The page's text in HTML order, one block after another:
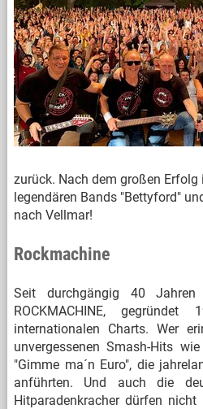
zurück. Nach dem großen
legendären Bands "Bettyford"
nach Vellmar!
Rockmachine
Seit durchgängig 40
ROCKMACHINE,
internationalen Charts. Wer
unvergessenen Smash-Hits
"Gimme ma´n Euro", die
anführten. Und auch die
Hitparadenkracher dürfen